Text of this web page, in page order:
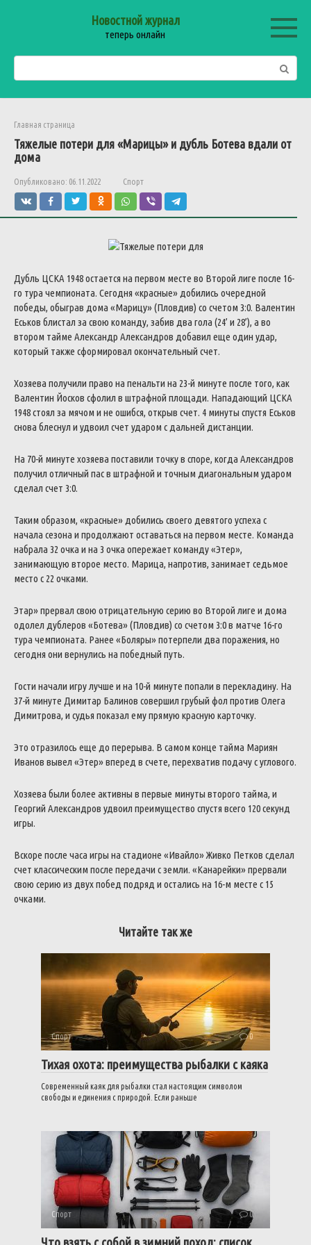
Новостной журнал
теперь онлайн
Главная страница
Тяжелые потери для «Марицы» и дубль Ботева вдали от
дома
Опубликовано: 06.11.2022 Спорт
Дубль ЦСКА 1948 остается на первом месте во Второй лиге после 16-
го тура чемпионата. Сегодня «красные» добились очередной
победы, обыграв дома «Марицу» (Пловдив) со счетом 3:0. Валентин
Еськов блистал за свою команду, забив два гола (24’ и 28’), а во
втором тайме Александр Александров добавил еще один удар,
который также сформировал окончательный счет.
Хозяева получили право на пенальти на 23-й минуте после того, как
Валентин Йосков сфолил в штрафной площади. Нападающий ЦСКА
1948 стоял за мячом и не ошибся, открыв счет. 4 минуты спустя Еськов
снова блеснул и удвоил счет ударом с дальней дистанции.
На 70-й минуте хозяева поставили точку в споре, когда Александров
получил отличный пас в штрафной и точным диагональным ударом
сделал счет 3:0.
Таким образом, «красные» добились своего девятого успеха с
начала сезона и продолжают оставаться на первом месте. Команда
набрала 32 очка и на 3 очка опережает команду «Этер»,
занимающую второе место. Марица, напротив, занимает седьмое
место с 22 очками.
Этар» прервал свою отрицательную серию во Второй лиге и дома
одолел дублеров «Ботева» (Пловдив) со счетом 3:0 в матче 16-го
тура чемпионата. Ранее «Боляры» потерпели два поражения, но
сегодня они вернулись на победный путь.
Гости начали игру лучше и на 10-й минуте попали в перекладину. На
37-й минуте Димитар Балинов совершил грубый фол против Олега
Димитрова, и судья показал ему прямую красную карточку.
Это отразилось еще до перерыва. В самом конце тайма Мариян
Иванов вывел «Этер» вперед в счете, перехватив подачу с углового.
Хозяева были более активны в первые минуты второго тайма, и
Георгий Александров удвоил преимущество спустя всего 120 секунд
игры.
Вскоре после часа игры на стадионе «Ивайло» Живко Петков сделал
счет классическим после передачи с земли. «Канарейки» прервали
свою серию из двух побед подряд и остались на 16-м месте с 15
очками.
Читайте так же
Спорт 0
Тихая охота: преимущества рыбалки с каяка
Современный каяк для рыбалки стал настоящим символом
свободы и единения с природой. Если раньше
Спорт 0